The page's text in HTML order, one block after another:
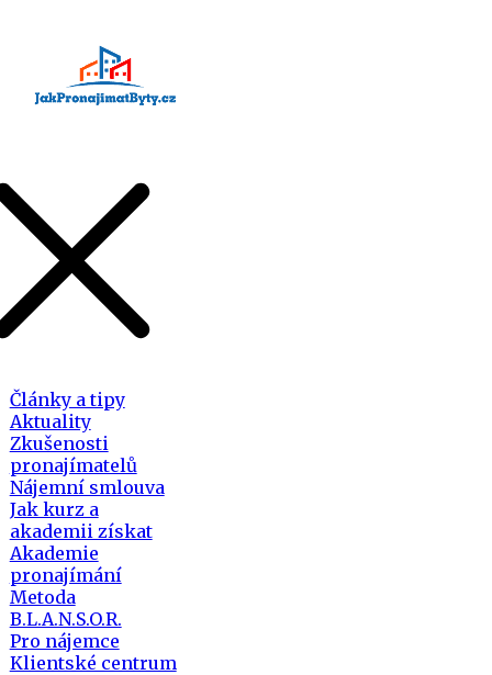
Články a tipy
Aktuality
Zkušenosti
pronajímatelů
Nájemní smlouva
Jak kurz a
akademii získat
Akademie
pronajímání
Metoda
B.L.A.N.S.O.R.
Pro nájemce
Klientské centrum